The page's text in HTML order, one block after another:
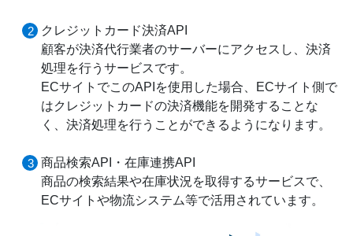
クレジットカード決済API
顧客が決済代行業者のサーバーにアクセスし、決済
処理を行うサービスです。
ECサイトでこのAPIを使用した場合、ECサイト側で
はクレジットカードの決済機能を開発することな
く、決済処理を行うことができるようになります。
商品検索API・在庫連携API
商品の検索結果や在庫状況を取得するサービスで、
ECサイトや物流システム等で活用されています。